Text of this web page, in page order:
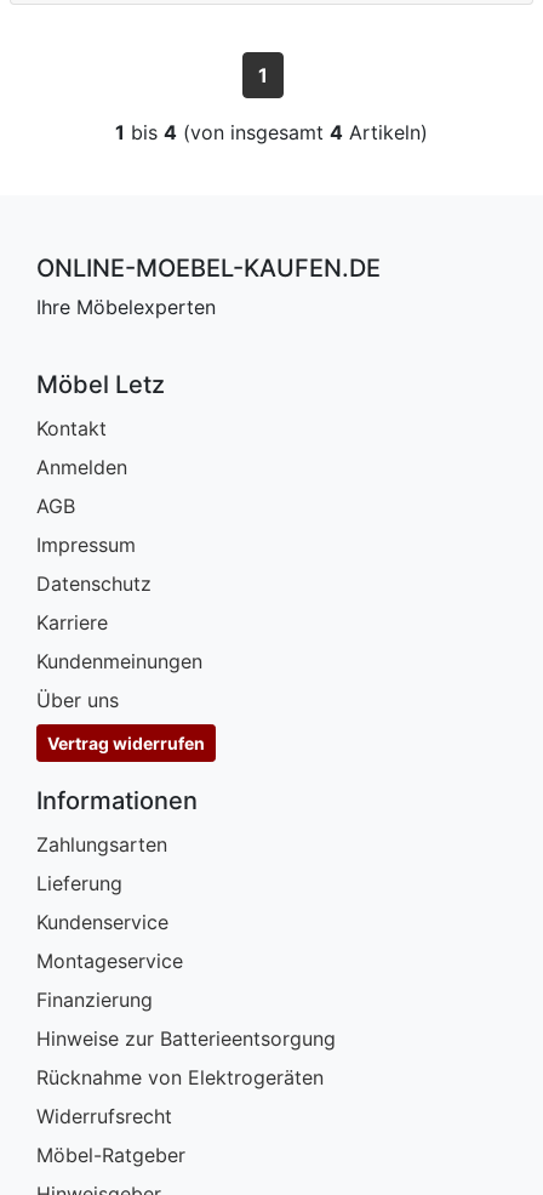
1
1 bis 4 (von insgesamt 4 Artikeln)
ONLINE-MOEBEL-KAUFEN.DE
Ihre Möbelexperten
Möbel Letz
Kontakt
Anmelden
AGB
Impressum
Datenschutz
Karriere
Kundenmeinungen
Über uns
Vertrag widerrufen
Informationen
Zahlungsarten
Lieferung
Kundenservice
Montageservice
Finanzierung
Hinweise zur Batterieentsorgung
Rücknahme von Elektrogeräten
Widerrufsrecht
Möbel-Ratgeber